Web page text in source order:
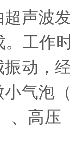
波发
工作
动，
气泡
、高压